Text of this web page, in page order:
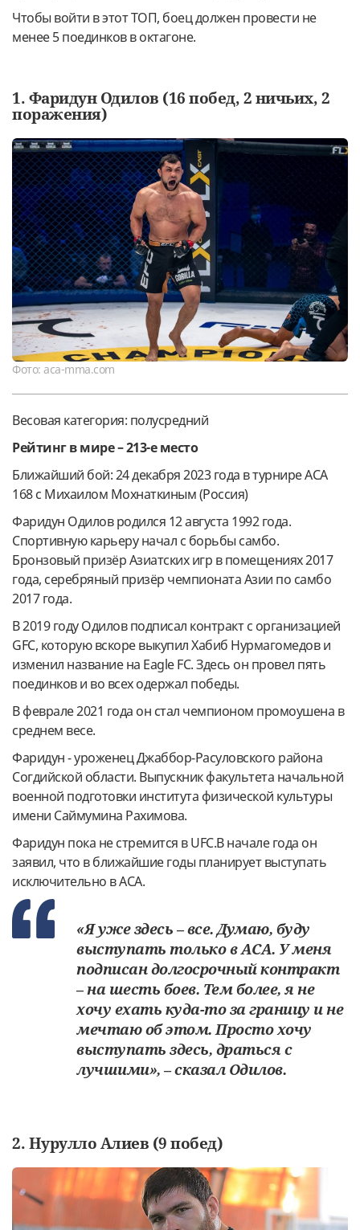
Чтобы войти в этот ТОП, боец должен провести не
менее 5 поединков в октагоне.
1. Фаридун Одилов (16 побед, 2 ничьих, 2
поражения)
Фото: aca-mma.com
Весовая категория: полусредний
Рейтинг в мире – 213-е место
Ближайший бой: 24 декабря 2023 года в турнире ACA
168 с Михаилом Мохнаткиным (Россия)
Фаридун Одилов родился 12 августа 1992 года.
Спортивную карьеру начал с борьбы самбо.
Бронзовый призёр Азиатских игр в помещениях 2017
года, серебряный призёр чемпионата Азии по самбо
2017 года.
В 2019 году Одилов подписал контракт с организацией
GFC, которую вскоре выкупил Хабиб Нурмагомедов и
изменил название на Eagle FC. Здесь он провел пять
поединков и во всех одержал победы.
В феврале 2021 года он стал чемпионом промоушена в
среднем весе.
Фаридун - уроженец Джаббор-Расуловского района
Согдийской области. Выпускник факультета начальной
военной подготовки института физической культуры
имени Саймумина Рахимова.
Фаридун пока не стремится в UFC.В начале года он
заявил, что в ближайшие годы планирует выступать
исключительно в ACA.
«Я уже здесь – все. Думаю, буду
выступать только в ACA. У меня
подписан долгосрочный контракт
– на шесть боев. Тем более, я не
хочу ехать куда-то за границу и не
мечтаю об этом. Просто хочу
выступать здесь, драться с
лучшими», – сказал Одилов.
2. Нурулло Алиев (9 побед)